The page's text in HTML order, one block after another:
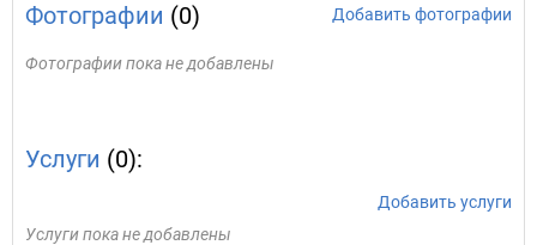
Фотографии (0) Добавить фотографии
Фотографии пока не добавлены
Услуги (0):
Добавить услуги
Услуги пока не добавлены